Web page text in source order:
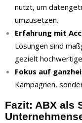
nutzt, um
umzusetzen.
Erfahrung mit
Lösungen sind
gezielt
Fokus auf
Kampagnen,
Fazit: ABX als